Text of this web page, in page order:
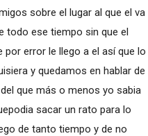
sobre el lugar al que el va
todo ese tiempo sin que el
error le llego a el así que lo
y quedamos en hablar de
que más o menos yo sabia
sacar un rato para lo
de tanto tiempo y de no